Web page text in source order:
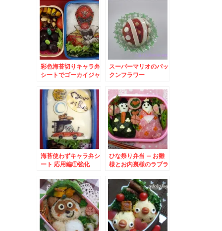
彩色海苔切りキャラ弁
シートでゴーカイジャ
スーパーマリオのパッ
クンフラワー
海苔使わずキャラ弁シ
ート 応用編①強化
ひな祭り弁当 – お雛
様とお内裏様のラブラ